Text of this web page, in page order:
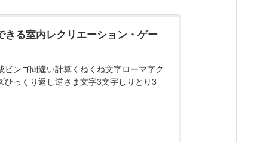
きる室内レクリエーション・ゲー
ンゴ間違い計算くねくね文字ローマ字ク
っくり返し逆さま文字3文字しりとり3